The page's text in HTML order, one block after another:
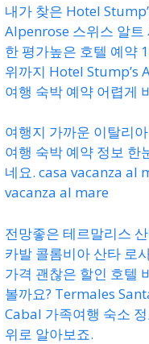
내가 찾은 Hotel
Alpenrose 스위스 알트
한 평가높은 호텔 예약
위까지 Hotel Stump’s
여행 숙박 예약 어렵게
여행지 가까운 이탈리
여행 숙박 예약 정보 한
네요. casa vacanza al
vacanza al mare
전망좋은 테르말리스
카발 콜롬비아 산타 로
가격 괜찮은 할인 호텔
볼까요? Termales
Cabal 가족여행 숙소
위로 알아보죠.